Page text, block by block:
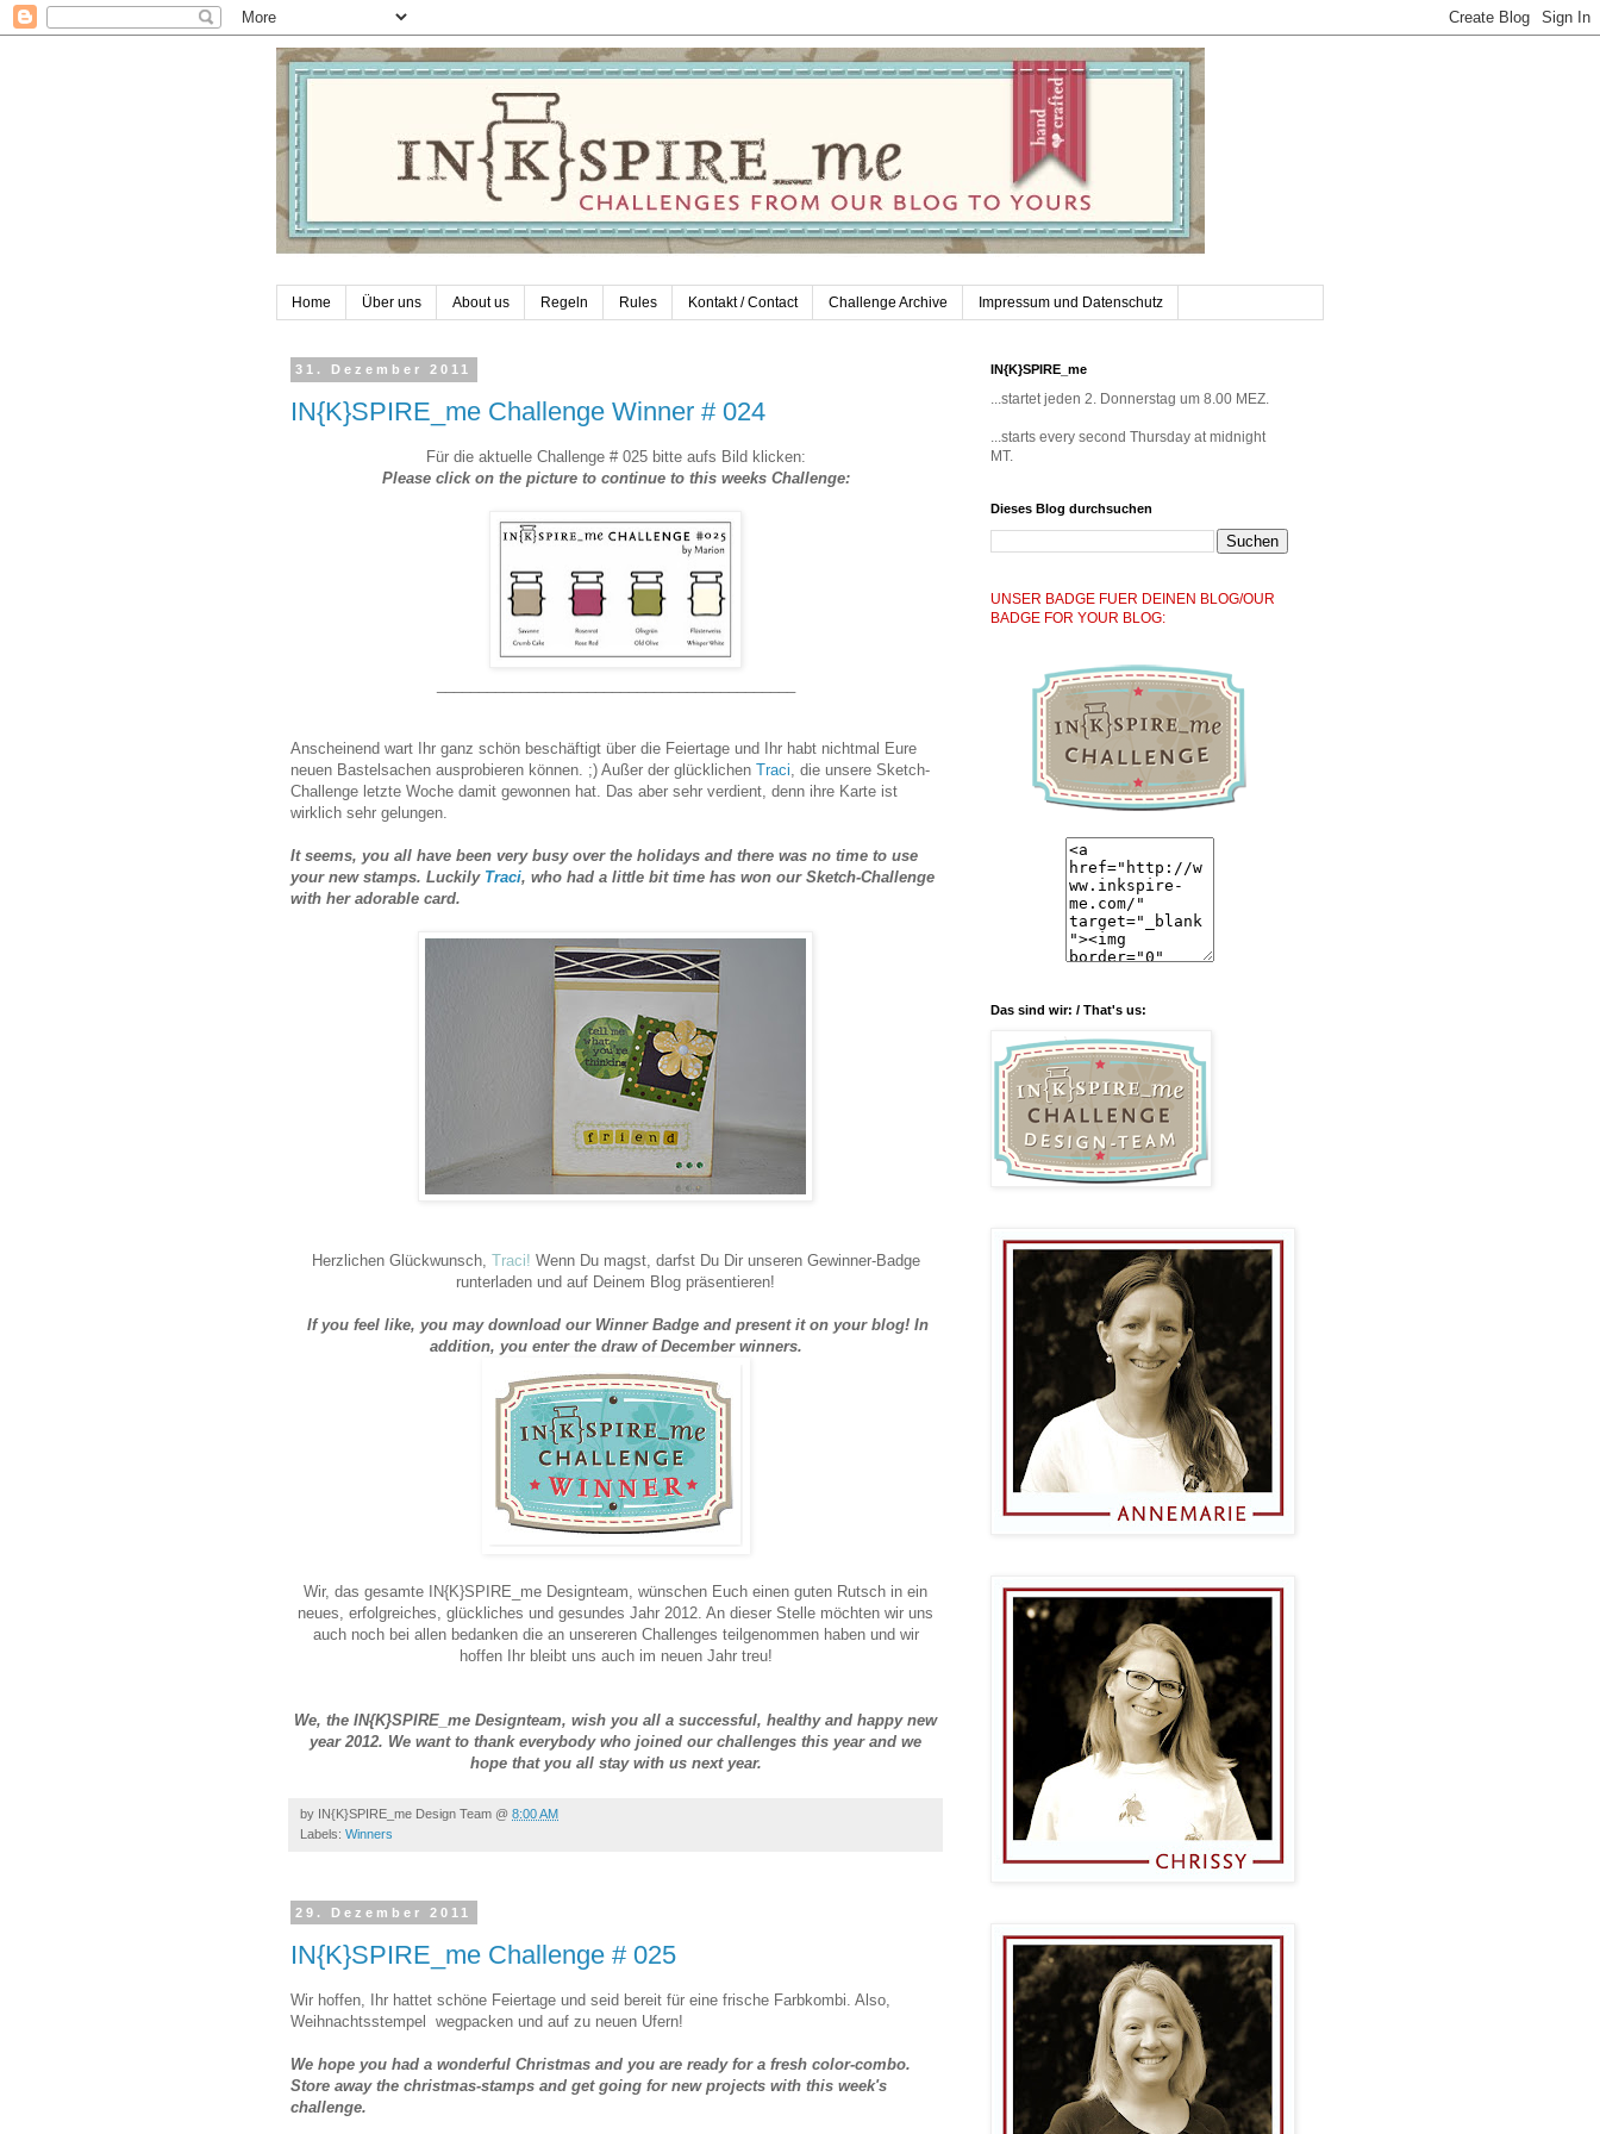
Home Über uns About us Regeln Rules Kontakt / Contact Challenge Archive Impressum und Datenschutz
31. Dezember 2011
IN{K}SPIRE_me Challenge Winner # 024
Für die aktuelle Challenge # 025 bitte aufs Bild klicken:
Please click on the picture to continue to this weeks Challenge:
Anscheinend wart Ihr ganz schön beschäftigt über die Feiertage und Ihr habt nichtmal Eure
neuen Bastelsachen ausprobieren können. ;) Außer der glücklichen Traci, die unsere Sketch-
Challenge letzte Woche damit gewonnen hat. Das aber sehr verdient, denn ihre Karte ist
wirklich sehr gelungen.
It seems, you all have been very busy over the holidays and there was no time to use
your new stamps. Luckily Traci, who had a little bit time has won our Sketch-Challenge
with her adorable card.
Herzlichen Glückwunsch, Traci! Wenn Du magst, darfst Du Dir unseren Gewinner-Badge
runterladen und auf Deinem Blog präsentieren!
If you feel like, you may download our Winner Badge and present it on your blog! In
addition, you enter the draw of December winners.
Wir, das gesamte IN{K}SPIRE_me Designteam, wünschen Euch einen guten Rutsch in ein
neues, erfolgreiches, glückliches und gesundes Jahr 2012. An dieser Stelle möchten wir uns
auch noch bei allen bedanken die an unsereren Challenges teilgenommen haben und wir
hoffen Ihr bleibt uns auch im neuen Jahr treu!
We, the IN{K}SPIRE_me Designteam, wish you all a successful, healthy and happy new
year 2012. We want to thank everybody who joined our challenges this year and we
hope that you all stay with us next year.
by IN{K}SPIRE_me Design Team @ 8:00 AM
Labels: Winners
29. Dezember 2011
IN{K}SPIRE_me Challenge # 025
Wir hoffen, Ihr hattet schöne Feiertage und seid bereit für eine frische Farbkombi. Also,
Weihnachtsstempel wegpacken und auf zu neuen Ufern!
We hope you had a wonderful Christmas and you are ready for a fresh color-combo.
Store away the christmas-stamps and get going for new projects with this week's
challenge.
IN{K}SPIRE_me
...startet jeden 2. Donnerstag um 8.00 MEZ.
...starts every second Thursday at midnight
MT.
Dieses Blog durchsuchen
UNSER BADGE FUER DEINEN BLOG/OUR
BADGE FOR YOUR BLOG:
Das sind wir: / That's us: